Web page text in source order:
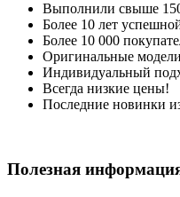
Выполнили свыше 150
Более 10 лет
Более 10 000
Оригинальные модели
Индивидуальный
Всегда низкие цены!
Последние новинки
Полезная